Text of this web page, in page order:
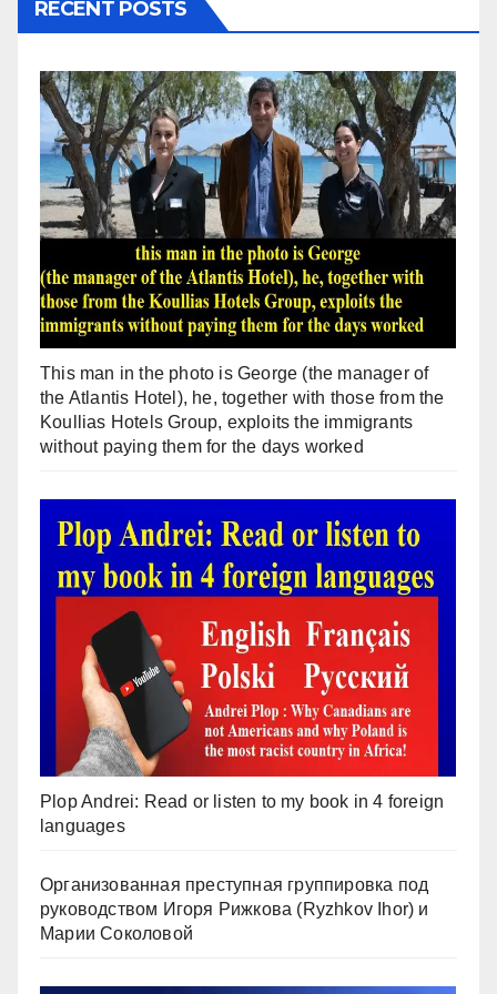
RECENT POSTS
This man in the photo is George (the manager of
the Atlantis Hotel), he, together with those from the
Koullias Hotels Group, exploits the immigrants
without paying them for the days worked
Plop Andrei: Read or listen to my book in 4 foreign
languages
Организованная преступная группировка под
руководством Игоря Рижкова (Ryzhkov Ihor) и
Марии Соколовой